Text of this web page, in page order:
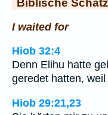
I waited for
Hiob 32:4
Denn Elihu hatte
geredet hatten,
Hiob 29:21,23